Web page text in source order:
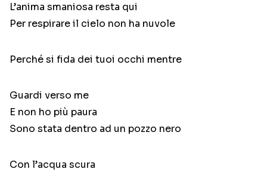
L’anima smaniosa resta qui
Per respirare il cielo non ha nuvole
Perché si fida dei tuoi occhi mentre
Guardi verso me
E non ho più paura
Sono stata dentro ad un pozzo nero
Con l’acqua scura